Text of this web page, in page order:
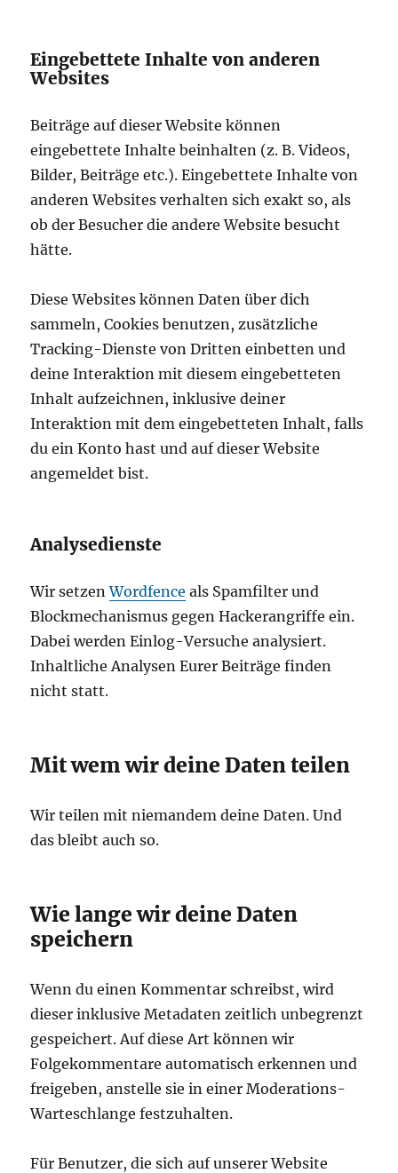
Eingebettete Inhalte von anderen
Websites
Beiträge auf dieser Website können
eingebettete Inhalte beinhalten (z. B. Videos,
Bilder, Beiträge etc.). Eingebettete Inhalte von
anderen Websites verhalten sich exakt so, als
ob der Besucher die andere Website besucht
hätte.
Diese Websites können Daten über dich
sammeln, Cookies benutzen, zusätzliche
Tracking-Dienste von Dritten einbetten und
deine Interaktion mit diesem eingebetteten
Inhalt aufzeichnen, inklusive deiner
Interaktion mit dem eingebetteten Inhalt, falls
du ein Konto hast und auf dieser Website
angemeldet bist.
Analysedienste
Wir setzenWordfence als Spamfilter und
Blockmechanismus gegen Hackerangriffe ein.
Dabei werden Einlog-Versuche analysiert.
Inhaltliche Analysen Eurer Beiträge finden
nicht statt.
Mit wem wir deine Daten teilen
Wir teilen mit niemandem deine Daten. Und
das bleibt auch so.
Wie lange wir deine Daten
speichern
Wenn du einen Kommentar schreibst, wird
dieser inklusive Metadaten zeitlich unbegrenzt
gespeichert. Auf diese Art können wir
Folgekommentare automatisch erkennen und
freigeben, anstelle sie in einer Moderations-
Warteschlange festzuhalten.
Für Benutzer, die sich auf unserer Website